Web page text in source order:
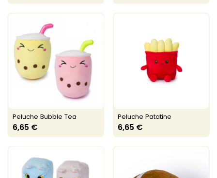
Peluche Bubble Tea
6,65 €
Peluche Patatine
6,65 €